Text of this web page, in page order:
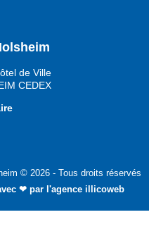
de Ville
CEDEX
© 2026 - Tous droits réservés
❤ par l'agence illicoweb